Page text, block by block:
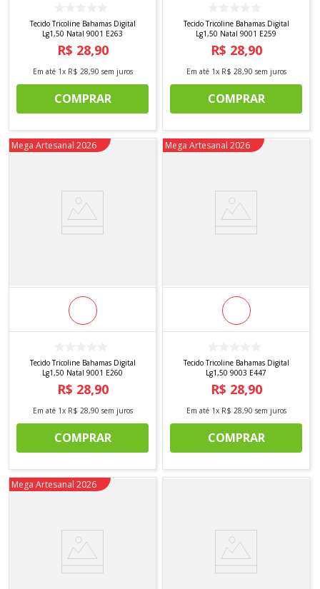
Tecido Tricoline Bahamas Digital
Lg1,50 Natal 9001 E263
R$ 28,90
Em até 1x R$ 28,90 sem juros
COMPRAR
Tecido Tricoline Bahamas Digital
Lg1,50 Natal 9001 E259
R$ 28,90
Em até 1x R$ 28,90 sem juros
COMPRAR
Novidade
Mega Artesanal 2026
Tecido Tricoline Bahamas Digital
Lg1,50 Natal 9001 E260
R$ 28,90
Em até 1x R$ 28,90 sem juros
COMPRAR
Novidade
Mega Artesanal 2026
Tecido Tricoline Bahamas Digital
Lg1,50 9003 E447
R$ 28,90
Em até 1x R$ 28,90 sem juros
COMPRAR
Novidade
Mega Artesanal 2026